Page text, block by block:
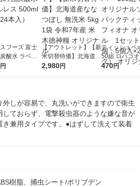
フーズ 富士
酸水 ラベル
1箱（24
円
【アウトレット】【新
米切替特価】北海道産
ななつぼし 無洗米 5k
2,980円
ティッシュペ
50組 ロハコ
ルソフトパッ
オリジナル
470円
しが容易で、丸洗いができますので衛生
しておらず、電撃殺虫器のような嫌な音が
き兼用タイプです。●はずして洗えて装着
樹脂、捕虫シート/ポリブデン